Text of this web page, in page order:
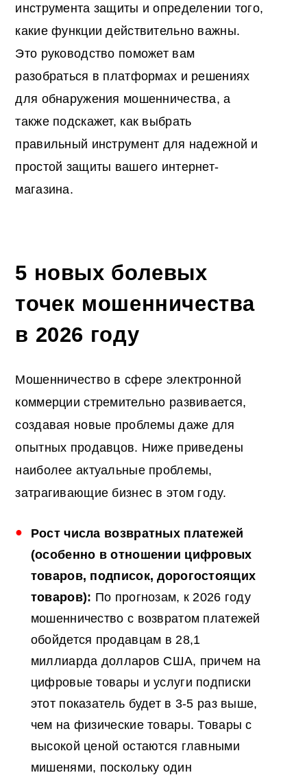
инструмента защиты и определении того,
какие функции действительно важны.
Это руководство поможет вам
разобраться в платформах и решениях
для обнаружения мошенничества, а
также подскажет, как выбрать
правильный инструмент для надежной и
простой защиты вашего интернет-
магазина.
5 новых болевых
точек мошенничества
в 2026 году
Мошенничество в сфере электронной
коммерции стремительно развивается,
создавая новые проблемы даже для
опытных продавцов. Ниже приведены
наиболее актуальные проблемы,
затрагивающие бизнес в этом году.
Рост числа возвратных платежей
(особенно в отношении цифровых
товаров, подписок, дорогостоящих
товаров): По прогнозам, к 2026 году
мошенничество с возвратом платежей
обойдется продавцам в 28,1
миллиарда долларов США, причем на
цифровые товары и услуги подписки
этот показатель будет в 3-5 раз выше,
чем на физические товары. Товары с
высокой ценой остаются главными
мишенями, поскольку один